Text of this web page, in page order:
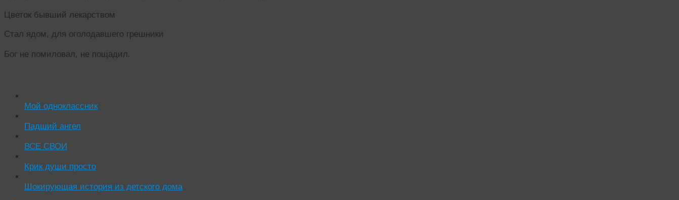
Цветок бывший лекарством
Стал ядом, для оголодавшего грешники
Бог не помиловал, не пощадил.
Мой одноклассник
Падший ангел
ВСЕ СВОИ
Крик души просто
Шокирующая история из детского дома